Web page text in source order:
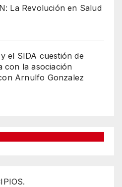
La Revolución en Salud
el SIDA cuestión de
con la asociación
Arnulfo Gonzalez